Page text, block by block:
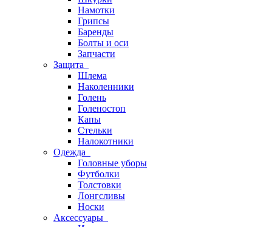
Намотки
Грипсы
Баренды
Болты и оси
Запчасти
Защита
Шлема
Наколенники
Голень
Голеностоп
Капы
Стельки
Налокотники
Одежда
Головные уборы
Футболки
Толстовки
Лонгсливы
Носки
Аксессуары